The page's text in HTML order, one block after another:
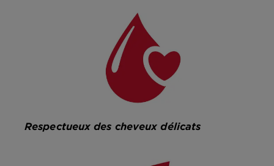
Respectueux des cheveux délicats